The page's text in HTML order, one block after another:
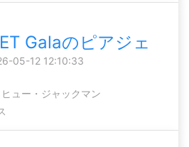
Galaのピアジェ
05-12 12:10:33
ヒュー・ジャックマン